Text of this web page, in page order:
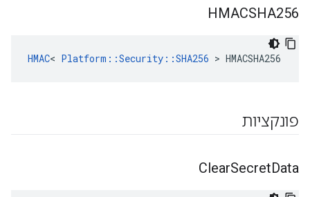
HMACSHA256
HMAC< Platform::Security::SHA256 > HMACSHA256
פונקציות
ClearSecretData